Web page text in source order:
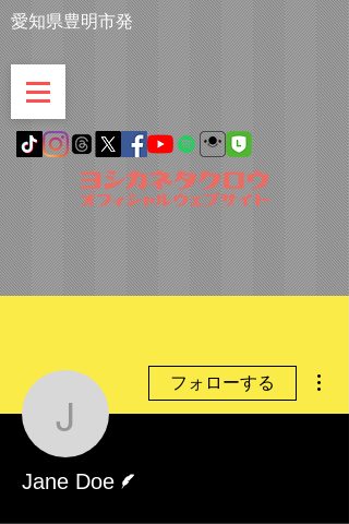
愛知県豊明市発
Jane Doe
フォローする
Jane Doe